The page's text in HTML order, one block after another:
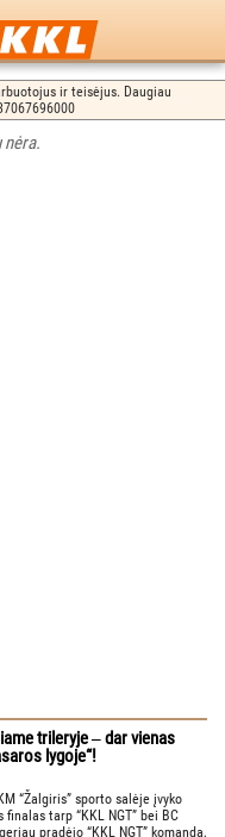
ir teisėjus. Daugiau
nėra.
trileryje ‒ dar vienas
lygoje“!
“Žalgiris” sporto salėje įvyko
finalas tarp “KKL NGT” bei BC
pradėjo “KKL NGT” komanda,